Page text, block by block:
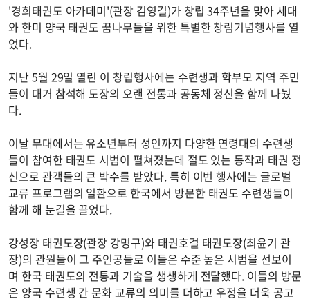
'경희태권도 아카데미'(관장 김영길)가 창립 34주년을 맞아 세대
와 한미 양국 태권도 꿈나무들을 위한 특별한 창림기념행사를 열
었다.
지난 5월 29일 열린 이 창립행사에는 수련생과 학부모 지역 주민
들이 대거 참석해 도장의 오랜 전통과 공동체 정신을 함께 나눴
다.
이날 무대에서는 유소년부터 성인까지 다양한 연령대의 수련생
들이 참여한 태권도 시범이 펼쳐졌는데 절도 있는 동작과 태권 정
신으로 관객들의 큰 박수를 받았다. 특히 이번 행사에는 글로벌
교류 프로그램의 일환으로 한국에서 방문한 태권도 수련생들이
함께 해 눈길을 끌었다.
강성장 태권도장(관장 강명구)와 태권호걸 태권도장(최윤기 관
장)의 관원들이 그 주인공들로 이들은 수준 높은 시범을 선보이
며 한국 태권도의 전통과 기술을 생생하게 전달했다. 이들의 방문
은 양국 수련생 간 문화 교류의 의미를 더하고 우정을 더욱 공고